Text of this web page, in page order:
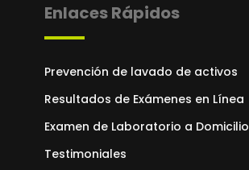
Enlaces Rápidos
Prevención de lavado de activos
Resultados de Exámenes en Línea
Examen de Laboratorio a Domicilio
Testimoniales